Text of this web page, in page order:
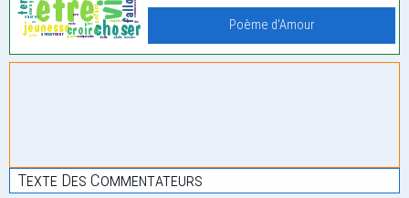
Poème d'Amour
Texte Des Commentateurs